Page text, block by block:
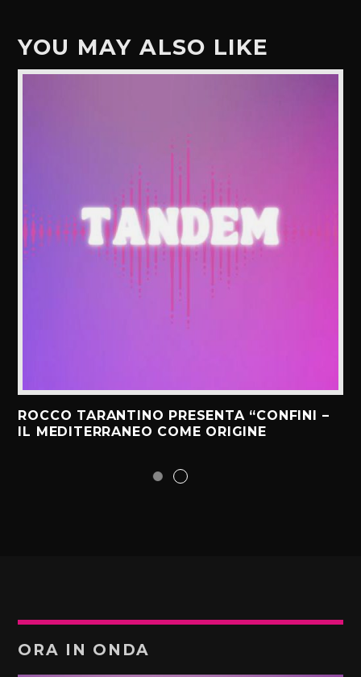
YOU MAY ALSO LIKE
ROCCO TARANTINO PRESENTA “CONFINI –
IL MEDITERRANEO COME ORIGINE
ORA IN ONDA